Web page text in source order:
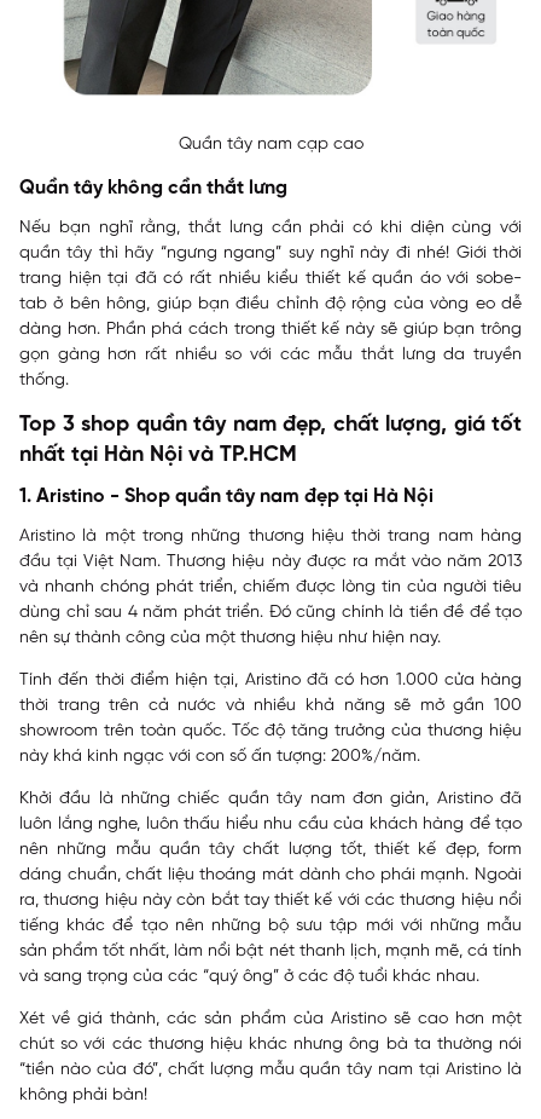
Quần tây nam cạp cao
Quần tây không cần thắt lưng
Nếu bạn nghĩ rằng, thắt lưng cần phải có khi diện cùng với
quần tây thì hãy “ngưng ngang” suy nghĩ này đi nhé! Giới thời
trang hiện tại đã có rất nhiều kiểu thiết kế quần áo với sobe-
tab ở bên hông, giúp bạn điều chỉnh độ rộng của vòng eo dễ
dàng hơn. Phần phá cách trong thiết kế này sẽ giúp bạn trông
gọn gàng hơn rất nhiều so với các mẫu thắt lưng da truyền
thống.
Top 3 shop quần tây nam đẹp, chất lượng, giá tốt
nhất tại Hàn Nội và TP.HCM
1. Aristino - Shop quần tây nam đẹp tại Hà Nội
Aristino là một trong những thương hiệu thời trang nam hàng
đầu tại Việt Nam. Thương hiệu này được ra mắt vào năm 2013
và nhanh chóng phát triển, chiếm được lòng tin của người tiêu
dùng chỉ sau 4 năm phát triển. Đó cũng chính là tiền đề để tạo
nên sự thành công của một thương hiệu như hiện nay.
Tính đến thời điểm hiện tại, Aristino đã có hơn 1.000 cửa hàng
thời trang trên cả nước và nhiều khả năng sẽ mở gần 100
showroom trên toàn quốc. Tốc độ tăng trưởng của thương hiệu
này khá kinh ngạc với con số ấn tượng: 200%/năm.
Khởi đầu là những chiếc quần tây nam đơn giản, Aristino đã
luôn lắng nghe, luôn thấu hiểu nhu cầu của khách hàng để tạo
nên những mẫu quần tây chất lượng tốt, thiết kế đẹp, form
dáng chuẩn, chất liệu thoáng mát dành cho phái mạnh. Ngoài
ra, thương hiệu này còn bắt tay thiết kế với các thương hiệu nổi
tiếng khác để tạo nên những bộ sưu tập mới với những mẫu
sản phẩm tốt nhất, làm nổi bật nét thanh lịch, mạnh mẽ, cá tính
và sang trọng của các “quý ông” ở các độ tuổi khác nhau.
Xét về giá thành, các sản phẩm của Aristino sẽ cao hơn một
chút so với các thương hiệu khác nhưng ông bà ta thường nói
“tiền nào của đó”, chất lượng mẫu quần tây nam tại Aristino là
không phải bàn!